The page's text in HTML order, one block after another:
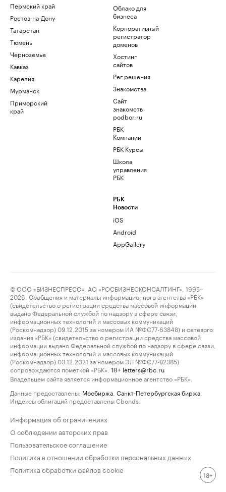
Пермский край
Ростов-на-Дону
Татарстан
Тюмень
Черноземье
Кавказ
Карелия
Мурманск
Приморский
край
Облако для
бизнеса
Корпоративный
регистратор
доменов
Хостинг
сайтов
Рег.решения
Знакомства
Сайт
знакомств
podbor.ru
РБК
Компании
РБК Курсы
Школа
управления
РБК
РБК
Новости
iOS
Android
AppGallery
© ООО «БИЗНЕСПРЕСС», АО «РОСБИЗНЕСКОНСАЛТИНГ», 1995–
2026. Сообщения и материалы информационного агентства «РБК»
(свидетельство о регистрации средства массовой информации
выдано Федеральной службой по надзору в сфере связи,
информационных технологий и массовых коммуникаций
(Роскомнадзор) 09.12.2015 за номером ИА №ФС77-63848) и сетевого
издания «РБК» (свидетельство о регистрации средства массовой
информации выдано Федеральной службой по надзору в сфере связи,
информационных технологий и массовых коммуникаций
(Роскомнадзор) 03.12.2021 за номером ЭЛ №ФС77-82385)
сопровождаются пометкой «РБК».
18+ letters@rbc.ru
Владельцем сайта является информационное агентство «РБК».
Данные предоставлены: Мосбиржа Санкт-Петербургская биржа
Индексы облигаций предоставлены Cbonds.
Информация об ограничениях
О соблюдении авторских прав
Пользовательское соглашение
Политика в отношении обработки персональных данных
Политика обработки файлов cookie
18+